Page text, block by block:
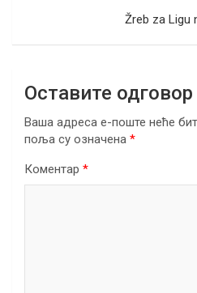
Žreb za Ligu
Оставите одговор
Ваша адреса е-поште неће
поља су означена *
Коментар *